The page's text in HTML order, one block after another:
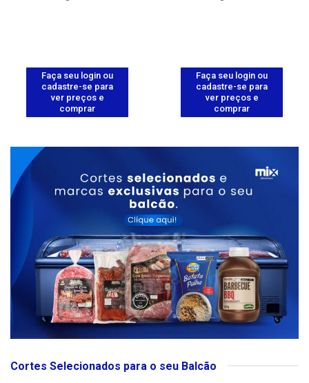
Faça seu login ou
cadastre-se para
ver preços e
comprar
Faça seu login ou
cadastre-se para
ver preços e
comprar
Cortes Selecionados para o seu Balcão